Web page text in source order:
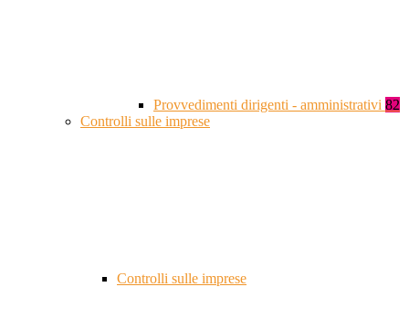
Provvedimenti dirigenti - amministrativi 82
Controlli sulle imprese
Controlli sulle imprese